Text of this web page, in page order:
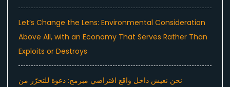
Let’s Change the Lens: Environmental Consideration
Above All, with an Economy That Serves Rather Than
Exploits or Destroys
نحن نعيش داخل واقع افتراضي مبرمج: دعوة للتحرّر من